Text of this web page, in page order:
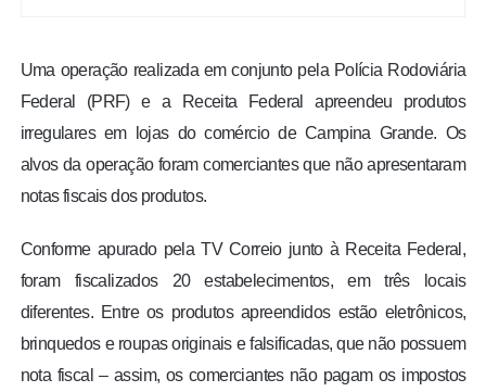
COLUNISTAS
Uma operação realizada em conjunto pela Polícia Rodoviária
Federal (PRF) e a Receita Federal apreendeu produtos
irregulares em lojas do comércio de Campina Grande. Os
alvos da operação foram comerciantes que não apresentaram
notas fiscais dos produtos.
Conforme apurado pela TV Correio junto à Receita Federal,
foram fiscalizados 20 estabelecimentos, em três locais
diferentes. Entre os produtos apreendidos estão eletrônicos,
brinquedos e roupas originais e falsificadas, que não possuem
nota fiscal – assim, os comerciantes não pagam os impostos